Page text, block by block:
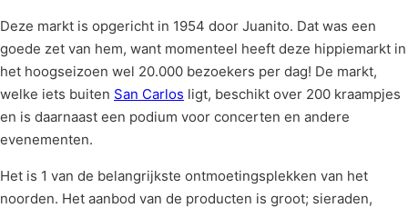
Deze markt is opgericht in 1954 door Juanito. Dat was een
goede zet van hem, want momenteel heeft deze hippiemarkt in
het hoogseizoen wel 20.000 bezoekers per dag! De markt,
welke iets buiten San Carlos ligt, beschikt over 200 kraampjes
en is daarnaast een podium voor concerten en andere
evenementen.
Het is 1 van de belangrijkste ontmoetingsplekken van het
noorden. Het aanbod van de producten is groot; sieraden,